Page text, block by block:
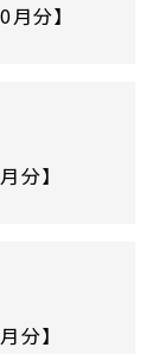
分】
分】
分】